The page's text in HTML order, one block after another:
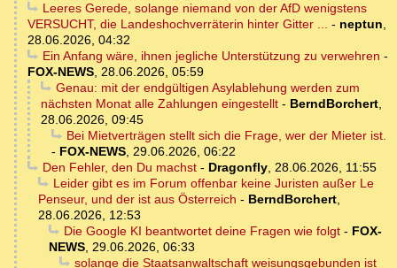
Leeres Gerede, solange niemand von der AfD wenigstens
VERSUCHT, die Landeshochverräterin hinter Gitter ... - neptun,
28.06.2026, 04:32
Ein Anfang wäre, ihnen jegliche Unterstützung zu verwehren -
FOX-NEWS, 28.06.2026, 05:59
Genau: mit der endgültigen Asylablehung werden zum
nächsten Monat alle Zahlungen eingestellt - BerndBorchert,
28.06.2026, 09:45
Bei Mietverträgen stellt sich die Frage, wer der Mieter ist.
- FOX-NEWS, 29.06.2026, 06:22
Den Fehler, den Du machst- Dragonfly, 28.06.2026, 11:55
Leider gibt es im Forum offenbar keine Juristen außer Le
Penseur, und der ist aus Österreich - BerndBorchert,
28.06.2026, 12:53
Die Google KI beantwortet deine Fragen wie folgt- FOX-
NEWS, 29.06.2026, 06:33
solange die Staatsanwaltschaft weisungsgebunden ist